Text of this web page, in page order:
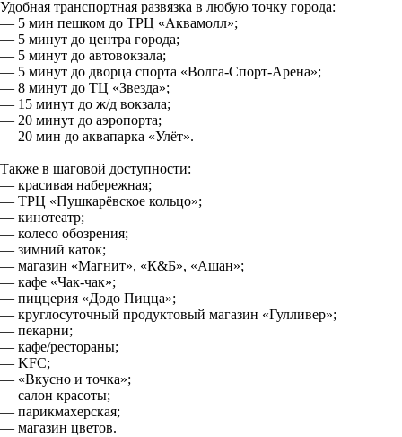
Удобная транспортная развязка в любую точку города:
— 5 мин пешком до ТРЦ «Аквамолл»;
— 5 минут до центра города;
— 5 минут до автовокзала;
— 5 минут до дворца спорта «Волга-Спорт-Арена»;
— 8 минут до ТЦ «Звезда»;
— 15 минут до ж/д вокзала;
— 20 минут до аэропорта;
— 20 мин до аквапарка «Улёт».
Также в шаговой доступности:
— красивая набережная;
— ТРЦ «Пушкарёвское кольцо»;
— кинотеатр;
— колесо обозрения;
— зимний каток;
— магазин «Магнит», «К&Б», «Ашан»;
— кафе «Чак-чак»;
— пиццерия «Додо Пицца»;
— круглосуточный продуктовый магазин «Гулливер»;
— пекарни;
— кафе/рестораны;
— KFC;
— «Вкусно и точка»;
— салон красоты;
— парикмахерская;
— магазин цветов.